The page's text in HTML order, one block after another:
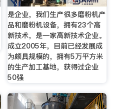
是企业，我们生产很多磨粉机产
品和磨粉机设备，拥有23个高
新技术，是一家高新技术企业。
成立2005年，目前已经发展成
为颇具规模的，拥有5万平方米
的生产加工基地，获得过企业
50强